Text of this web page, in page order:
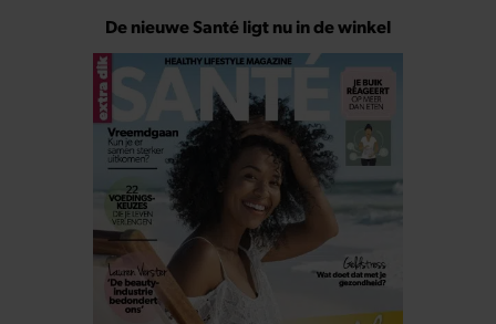
De nieuwe Santé ligt nu in de winkel